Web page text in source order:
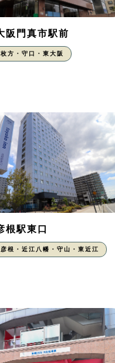
阪門真市駅前
枚方・守口・東大阪
根駅東口
彦根・近江八幡・守山・東近江